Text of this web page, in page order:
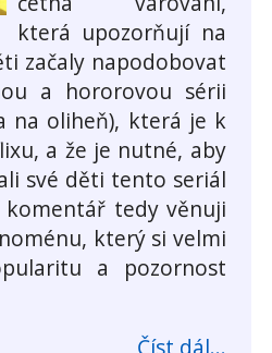
která upozorňují na
začaly napodobovat
a hororovou sérii
na oliheň), která je k
a že je nutné, aby
své děti tento seriál
komentář tedy věnuji
který si velmi
a pozornost